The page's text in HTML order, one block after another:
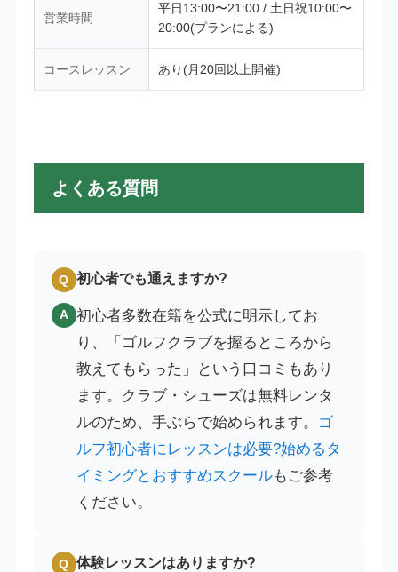
営業時間
平日13:00〜21:00 / 土日祝10:00〜
20:00(プランによる)
コースレッスン あり(月20回以上開催)
よくある質問
Q 初心者でも通えますか?
A 初心者多数在籍を公式に明示してお
り、「ゴルフクラブを握るところから
教えてもらった」という口コミもあり
ます。クラブ・シューズは無料レンタ
ルのため、手ぶらで始められます。
ゴ
ルフ初心者にレッスンは必要?始めるタ
イミングとおすすめスクールもご参考
ください。
Q 体験レッスンはありますか?